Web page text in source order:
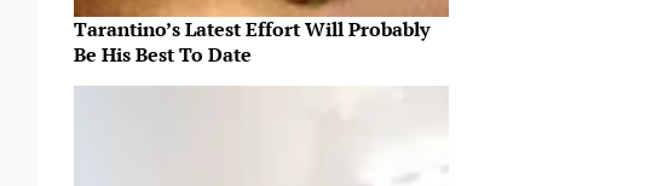
Tarantino’s Latest Effort Will Probably
Be His Best To Date